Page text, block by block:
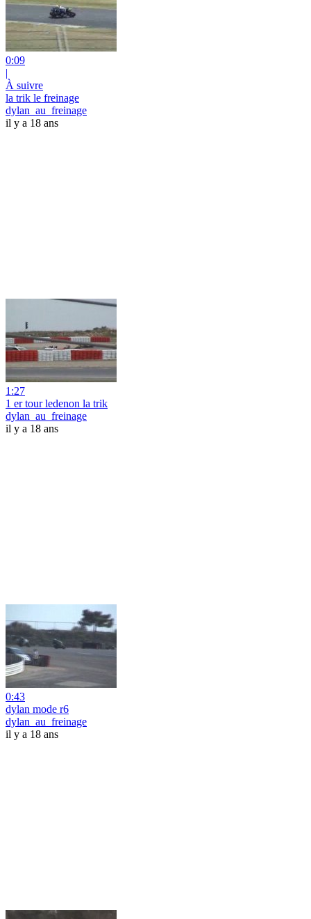
0:09
|
À suivre
la trik le freinage
dylan_au_freinage
il y a 18 ans
1:27
1 er tour ledenon la trik
dylan_au_freinage
il y a 18 ans
0:43
dylan mode r6
dylan_au_freinage
il y a 18 ans